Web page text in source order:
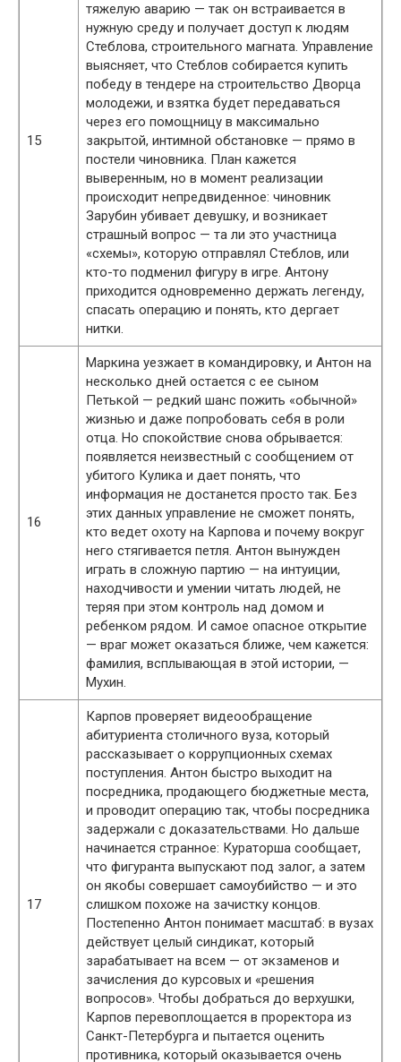
15
тяжелую аварию — так он встраивается в
нужную среду и получает доступ к людям
Стеблова, строительного магната. Управление
выясняет, что Стеблов собирается купить
победу в тендере на строительство Дворца
молодежи, и взятка будет передаваться
через его помощницу в максимально
закрытой, интимной обстановке — прямо в
постели чиновника. План кажется
выверенным, но в момент реализации
происходит непредвиденное: чиновник
Зарубин убивает девушку, и возникает
страшный вопрос — та ли это участница
«схемы», которую отправлял Стеблов, или
кто-то подменил фигуру в игре. Антону
приходится одновременно держать легенду,
спасать операцию и понять, кто дергает
нитки.
16
Маркина уезжает в командировку, и Антон на
несколько дней остается с ее сыном
Петькой — редкий шанс пожить «обычной»
жизнью и даже попробовать себя в роли
отца. Но спокойствие снова обрывается:
появляется неизвестный с сообщением от
убитого Кулика и дает понять, что
информация не достанется просто так. Без
этих данных управление не сможет понять,
кто ведет охоту на Карпова и почему вокруг
него стягивается петля. Антон вынужден
играть в сложную партию — на интуиции,
находчивости и умении читать людей, не
теряя при этом контроль над домом и
ребенком рядом. И самое опасное открытие
— враг может оказаться ближе, чем кажется:
фамилия, всплывающая в этой истории, —
Мухин.
17
Карпов проверяет видеообращение
абитуриента столичного вуза, который
рассказывает о коррупционных схемах
поступления. Антон быстро выходит на
посредника, продающего бюджетные места,
и проводит операцию так, чтобы посредника
задержали с доказательствами. Но дальше
начинается странное: Кураторша сообщает,
что фигуранта выпускают под залог, а затем
он якобы совершает самоубийство — и это
слишком похоже на зачистку концов.
Постепенно Антон понимает масштаб: в вузах
действует целый синдикат, который
зарабатывает на всем — от экзаменов и
зачисления до курсовых и «решения
вопросов». Чтобы добраться до верхушки,
Карпов перевоплощается в проректора из
Санкт-Петербурга и пытается оценить
противника, который оказывается очень